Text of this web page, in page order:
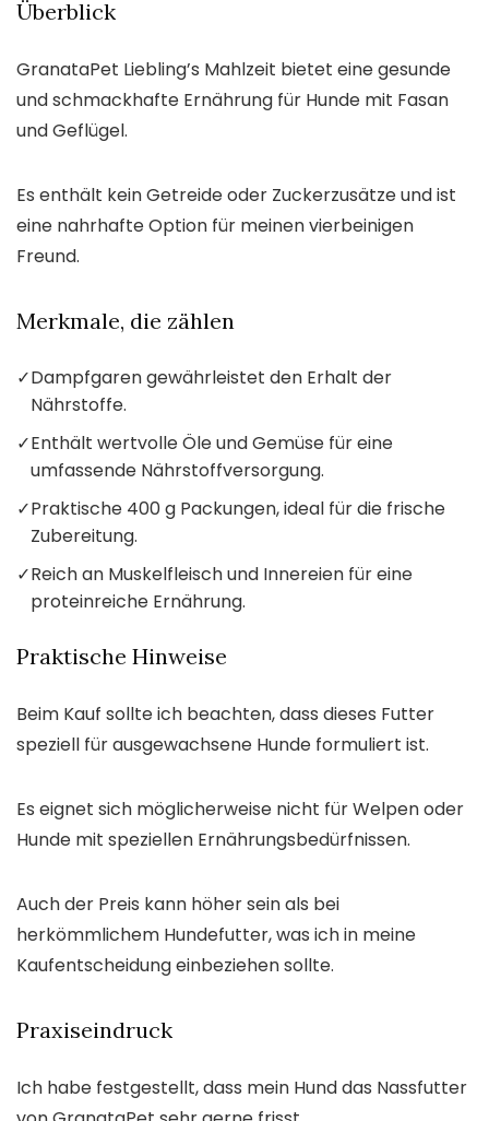
Überblick
GranataPet Liebling’s Mahlzeit bietet eine gesunde
und schmackhafte Ernährung für Hunde mit Fasan
und Geflügel.
Es enthält kein Getreide oder Zuckerzusätze und ist
eine nahrhafte Option für meinen vierbeinigen
Freund.
Merkmale, die zählen
✓Dampfgaren gewährleistet den Erhalt der
Nährstoffe.
✓Enthält wertvolle Öle und Gemüse für eine
umfassende Nährstoffversorgung.
✓Praktische 400 g Packungen, ideal für die frische
Zubereitung.
✓Reich an Muskelfleisch und Innereien für eine
proteinreiche Ernährung.
Praktische Hinweise
Beim Kauf sollte ich beachten, dass dieses Futter
speziell für ausgewachsene Hunde formuliert ist.
Es eignet sich möglicherweise nicht für Welpen oder
Hunde mit speziellen Ernährungsbedürfnissen.
Auch der Preis kann höher sein als bei
herkömmlichem Hundefutter, was ich in meine
Kaufentscheidung einbeziehen sollte.
Praxiseindruck
Ich habe festgestellt, dass mein Hund das Nassfutter